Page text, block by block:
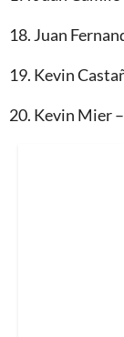
18.⁠ ⁠Juan
19.⁠ ⁠Kevin
20.⁠ ⁠Kevin Mier